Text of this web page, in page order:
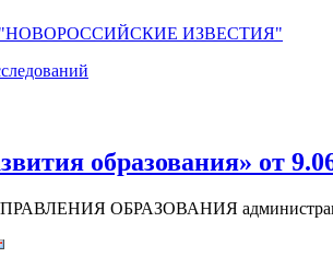
"НОВОРОССИЙСКИЕ ИЗВЕСТИЯ"
образования» от
УПРАВЛЕНИЯ ОБРАЗОВАНИЯ